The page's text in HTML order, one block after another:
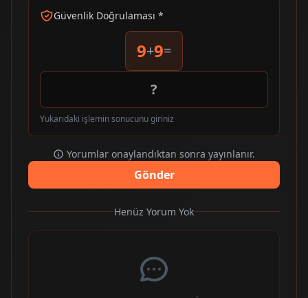
Güvenlik Doğrulaması *
9+9=
Yukarıdaki işlemin sonucunu giriniz
Yorumlar onaylandıktan sonra yayınlanır.
Gönder
Henüz Yorum Yok